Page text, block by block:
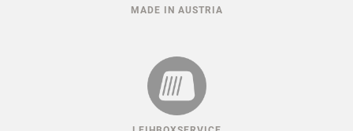
MADE IN AUSTRIA